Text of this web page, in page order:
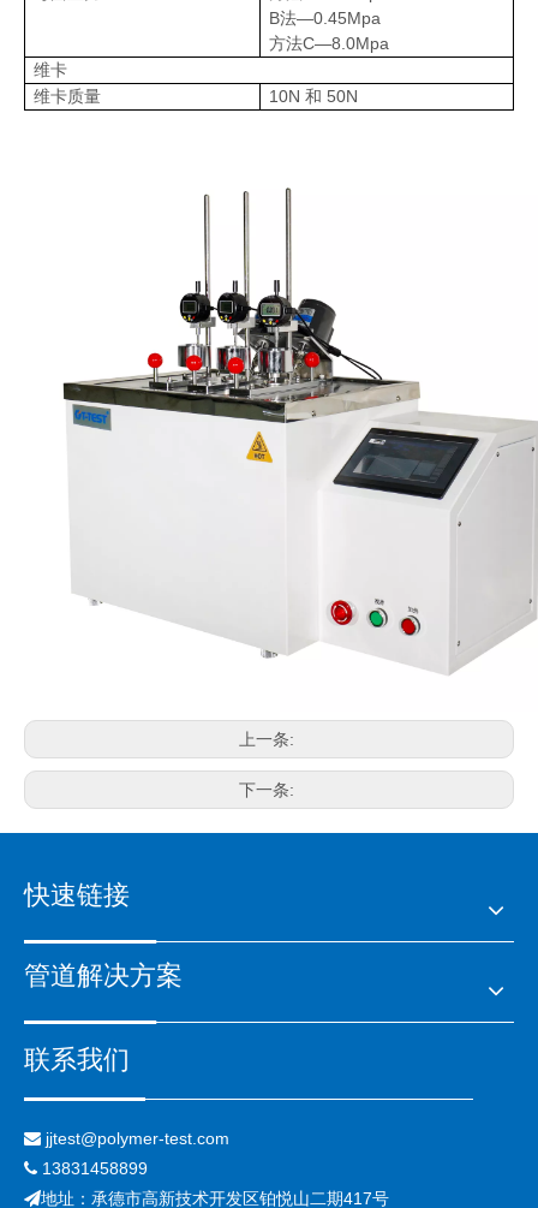
B法—0.45Mpa
方法C—8.0Mpa
维卡
维卡质量
10N 和 50N
上一条:
下一条:
快速链接
管道解决方案
联系我们
 jjtest@polymer-test.com
 13831458899
地址：承德市高新技术开发区铂悦山二期417号